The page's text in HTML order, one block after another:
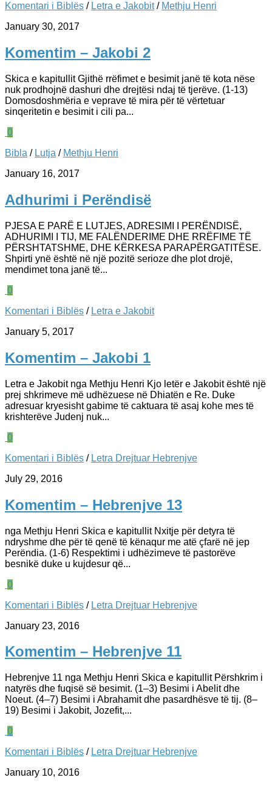
Komentari i Biblës / Letra e Jakobit/ Methju Henri
January 30, 2017
Komentim – Jakobi 2
Skica e kapitullit Gjithë rrëfimet e besimit janë të kota nëse
nuk prodhojnë dashuri dhe drejtësi ndaj të tjerëve. (1-13)
Domosdoshmëria e veprave të mira për të vërtetuar
sinqeritetin e besimit i cili pa...
0
Bibla / Lutja / Methju Henri
January 16, 2017
Adhurimi i Perëndisë
PJESA E PARË E LUTJES, ADRESIMI I PERËNDISË,
ADHURIMI I TIJ, ME FALËNDERIME DHE RRËFIME TË
PËRSHTATSHME, DHE KËRKESA PARAPËRGATITËSE.
Shpirti ynë është në një pozitë serioze dhe plot drojë,
mendimet tona janë të...
0
Komentari i Biblës / Letra e Jakobit
January 5, 2017
Komentim – Jakobi 1
Letra e Jakobit nga Methju Henri Kjo letër e Jakobit është një
prej shkrimeve më udhëzuese në Dhiatën e Re. Duke
adresuar kryesisht gabime të caktuara të asaj kohe mes të
krishterëve Judenj nuk...
0
Komentari i Biblës / Letra Drejtuar Hebrenjve
July 29, 2016
Komentim – Hebrenjve 13
nga Methju Henri Skica e kapitullit Nxitje për detyra të
ndryshme dhe për të qenë të kënaqur me atë çfarë në jep
Perëndia. (1-6) Respektimi i udhëzimeve të pastorëve
besnikë duke u kujdesur që...
0
Komentari i Biblës / Letra Drejtuar Hebrenjve
January 23, 2016
Komentim – Hebrenjve 11
Hebrenjve 11 nga Methju Henri Skica e kapitullit Përshkrim i
natyrës dhe fuqisë së besimit. (1–3) Besimi i Abelit dhe
Noeut. (4–7) Besimi i Abrahamit dhe pasardhësve të tij. (8–
19) Besimi i Jakobit, Jozefit,...
0
Komentari i Biblës / Letra Drejtuar Hebrenjve
January 10, 2016